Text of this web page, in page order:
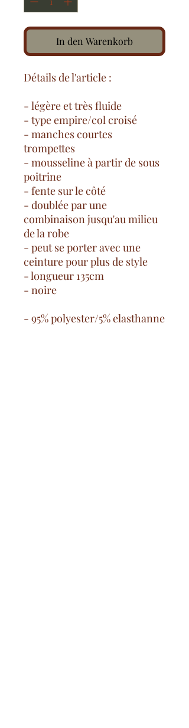
In den Warenkorb
Détails de l'article :
- légère et très fluide
- type empire/col croisé
- manches courtes
trompettes
- mousseline à partir de sous
poitrine
- fente sur le côté
- doublée par une
combinaison jusqu'au milieu
de la robe
- peut se porter avec une
ceinture pour plus de style
- longueur 135cm
- noire
- 95% polyester/5% elasthanne